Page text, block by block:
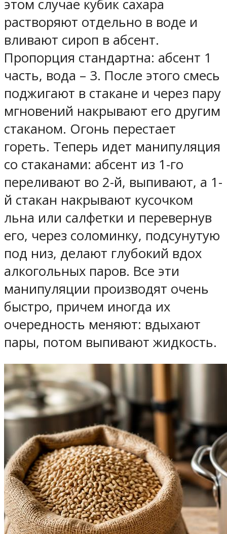
этом случае кубик сахара
растворяют отдельно в воде и
вливают сироп в абсент.
Пропорция стандартна: абсент 1
часть, вода – 3. После этого смесь
поджигают в стакане и через пару
мгновений накрывают его другим
стаканом. Огонь перестает
гореть. Теперь идет манипуляция
со стаканами: абсент из 1-го
переливают во 2-й, выпивают, а 1-
й стакан накрывают кусочком
льна или салфетки и перевернув
его, через соломинку, подсунутую
под низ, делают глубокий вдох
алкогольных паров. Все эти
манипуляции производят очень
быстро, причем иногда их
очередность меняют: вдыхают
пары, потом выпивают жидкость.